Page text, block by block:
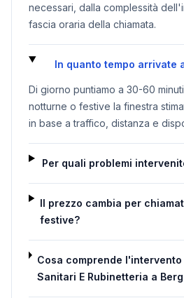
necessari, dalla complessità
fascia oraria della chiamata.
In quanto tempo arrivate
Di giorno puntiamo a 30-60
notturne o festive la finestra
in base a traffico, distanza e
Per quali problemi
Il prezzo cambia per
festive?
Cosa comprende
Sanitari E Rubinetteria a